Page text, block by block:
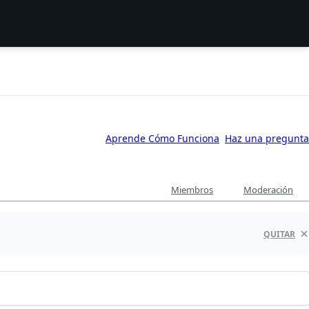
Aprende Cómo Funciona Haz una pregunta
Miembros Moderación
QUITAR